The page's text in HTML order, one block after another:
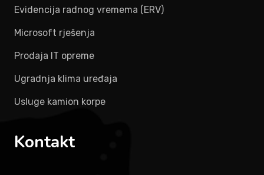
Evidencija radnog vremema (ERV)
Microsoft rješenja
Prodaja IT opreme
Ugradnja klima uređaja
Usluge kamion korpe
Kontakt